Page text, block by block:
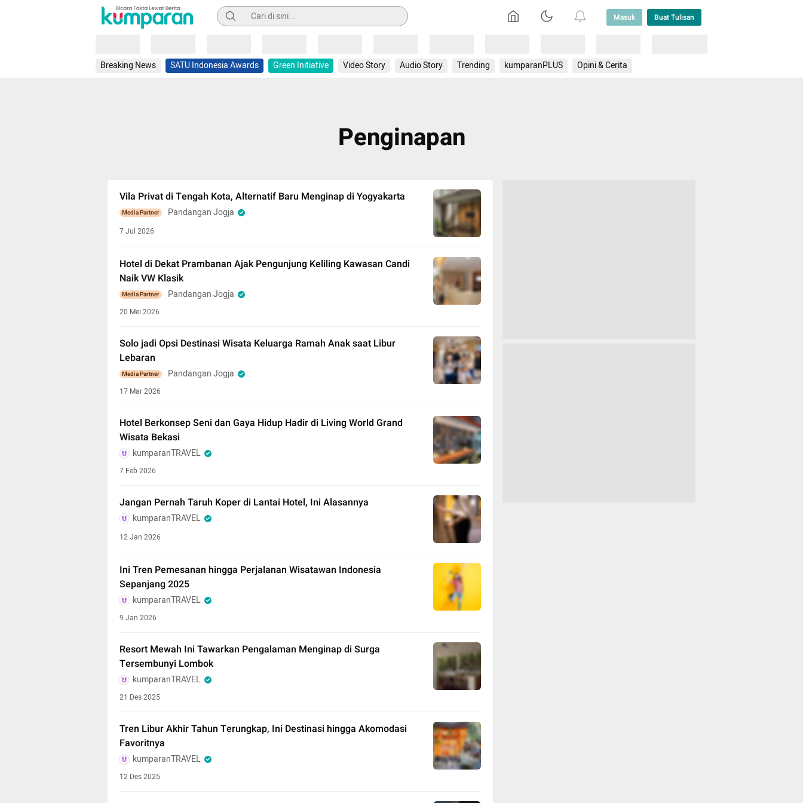
Pencarian Masuk Buat Tulisan
Breaking News SATU Indonesia Awards Green Initiative Video Story Audio Story Trending kumparanPLUS Opini & Cerita
Penginapan
Vila Privat di Tengah Kota, Alternatif Baru Menginap di Yogyakarta
Media Partner Pandangan Jogja
7 Jul 2026
Hotel di Dekat Prambanan Ajak Pengunjung Keliling Kawasan Candi
Naik VW Klasik
Media Partner Pandangan Jogja
20 Mei 2026
Solo jadi Opsi Destinasi Wisata Keluarga Ramah Anak saat Libur
Lebaran
Media Partner Pandangan Jogja
17 Mar 2026
Hotel Berkonsep Seni dan Gaya Hidup Hadir di Living World Grand
Wisata Bekasi
kumparanTRAVEL
7 Feb 2026
Jangan Pernah Taruh Koper di Lantai Hotel, Ini Alasannya
kumparanTRAVEL
12 Jan 2026
Ini Tren Pemesanan hingga Perjalanan Wisatawan Indonesia
Sepanjang 2025
kumparanTRAVEL
9 Jan 2026
Resort Mewah Ini Tawarkan Pengalaman Menginap di Surga
Tersembunyi Lombok
kumparanTRAVEL
21 Des 2025
Tren Libur Akhir Tahun Terungkap, Ini Destinasi hingga Akomodasi
Favoritnya
kumparanTRAVEL
12 Des 2025